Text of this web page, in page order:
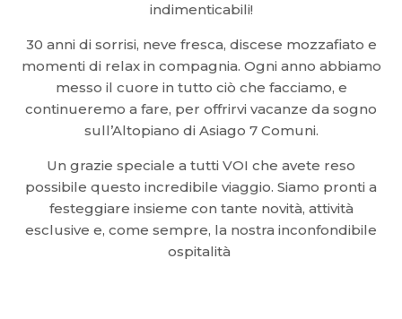
indimenticabili!
30 anni di sorrisi, neve fresca, discese mozzafiato e
momenti di relax in compagnia. Ogni anno abbiamo
messo il cuore in tutto ciò che facciamo, e
continueremo a fare, per offrirvi vacanze da sogno
sull’Altopiano di Asiago 7 Comuni.
Un grazie speciale a tutti VOI che avete reso
possibile questo incredibile viaggio. Siamo pronti a
festeggiare insieme con tante novità, attività
esclusive e, come sempre, la nostra inconfondibile
ospitalità